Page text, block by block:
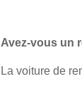
Avez-vous un
La voiture de